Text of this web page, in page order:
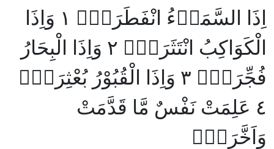
اِذَا السَّمَاۤءُ انْفَطَرَتْۙ ١ وَاِذَا
الْكَوَاكِبُ انْتَثَرَتْۙ ٢ وَاِذَا الْبِحَارُ
فُجِّرَتْۙ ٣ وَاِذَا الْقُبُوْرُ بُعْثِرَتْۙ
٤ عَلِمَتْ نَفْسٌ مَّا قَدَّمَتْ
وَاَخَّرَتْۗ